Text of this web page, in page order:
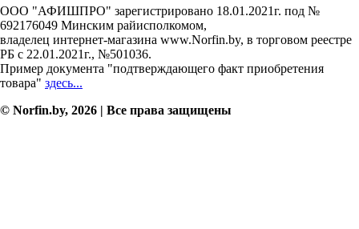
ООО "АФИШПРО" зарегистрировано 18.01.2021г. под №
692176049 Минским райисполкомом,
владелец интернет-магазина www.Norfin.by, в торговом реестре
РБ с 22.01.2021г., №501036.
Пример документа "подтверждающего факт приобретения
товара" здесь...
© Norfin.by, 2026 | Все права защищены